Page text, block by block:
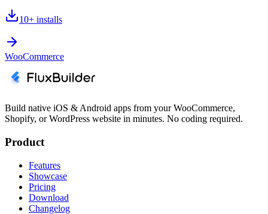
10+ installs
WooCommerce
Build native iOS & Android apps from your WooCommerce,
Shopify, or WordPress website in minutes. No coding required.
Product
Features
Showcase
Pricing
Download
Changelog